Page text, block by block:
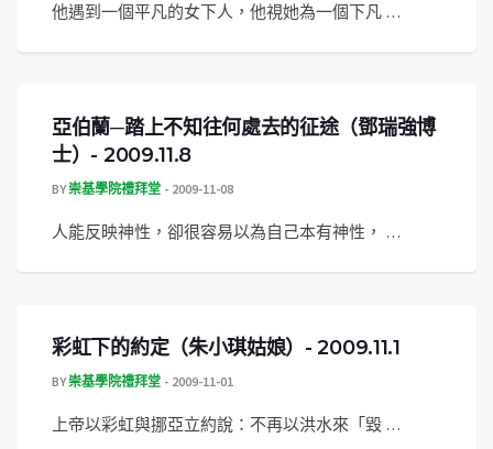
他遇到一個平凡的女下人，他視她為一個下凡 …
亞伯蘭─踏上不知往何處去的征途（鄧瑞強博
士）- 2009.11.8
BY崇基學院禮拜堂 2009-11-08
人能反映神性，卻很容易以為自己本有神性， …
彩虹下的約定（朱小琪姑娘）- 2009.11.1
BY崇基學院禮拜堂 2009-11-01
上帝以彩虹與挪亞立約說：不再以洪水來「毀 …